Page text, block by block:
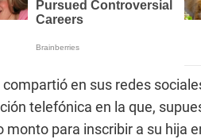
compartió en sus redes
telefónica en la que,
monto para inscribir a su hija